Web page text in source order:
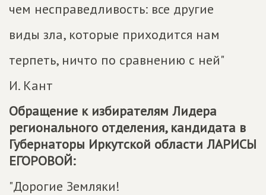
чем несправедливость: все другие
виды зла, которые приходится нам
терпеть, ничто по сравнению с ней"
И. Кант
Обращение к избирателям Лидера
регионального отделения, кандидата в
Губернаторы Иркутской области ЛАРИСЫ
ЕГОРОВОЙ:
"Дорогие Земляки!